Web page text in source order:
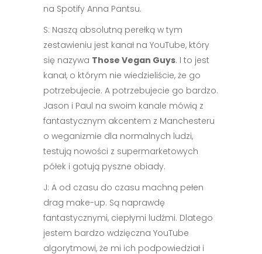
na Spotify Anna Pantsu.
S: Naszą absolutną perełką w tym
zestawieniu jest kanał na YouTube, który
się nazywa Those Vegan Guys. I to jest
kanał, o którym nie wiedzieliście, że go
potrzebujecie. A potrzebujecie go bardzo.
Jason i Paul na swoim kanale mówią z
fantastycznym akcentem z Manchesteru
o weganizmie dla normalnych ludzi,
testują nowości z supermarketowych
półek i gotują pyszne obiady.
J: A od czasu do czasu machną pełen
drag make-up. Są naprawdę
fantastycznymi, ciepłymi ludźmi. Dlatego
jestem bardzo wdzięczna YouTube
algorytmowi, że mi ich podpowiedział i